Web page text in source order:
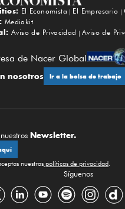
El Economista El Empresario
Mediakit
Aviso de Privacidad
Aviso de
de Nacer Global
nosotros Ir a la bolsa de trabajo
Newsletter.
nuestras políticas de privacidad.
Síguenos